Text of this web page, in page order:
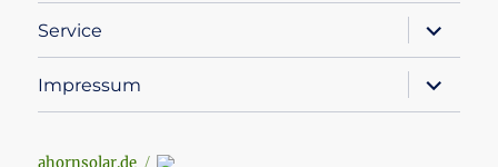
Service
öffnen
Impressum
öffnen
ahornsolar.de